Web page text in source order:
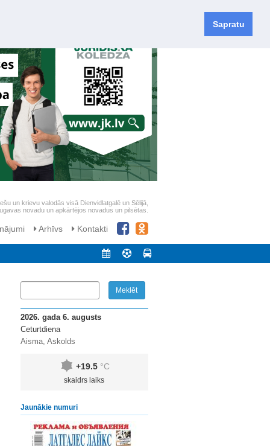
Sapratu
un krievu valodās visā Dienvidlatgalē un Sēlijā,
novadu un apkārtējos novadus un pilsētas.
Arhīvs Kontakti
2026. gada 6. augusts
Ceturtdiena
Aisma, Askolds
+19.5 °C
skaidrs laiks
Jaunākie numuri